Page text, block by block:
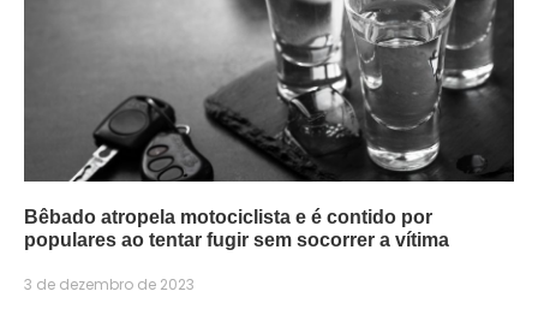
Bêbado atropela motociclista e é contido por
populares ao tentar fugir sem socorrer a vítima
3 de dezembro de 2023